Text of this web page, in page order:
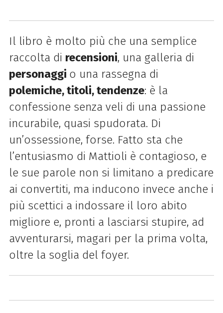
Il libro è molto più che una semplice
raccolta di recensioni, una galleria di
personaggi o una rassegna di
polemiche, titoli, tendenze: è la
confessione senza veli di una passione
incurabile, quasi spudorata. Di
un’ossessione, forse. Fatto sta che
l’entusiasmo di Mattioli è contagioso, e
le sue parole non si limitano a predicare
ai convertiti, ma inducono invece anche i
più scettici a indossare il loro abito
migliore e, pronti a lasciarsi stupire, ad
avventurarsi, magari per la prima volta,
oltre la soglia del foyer.